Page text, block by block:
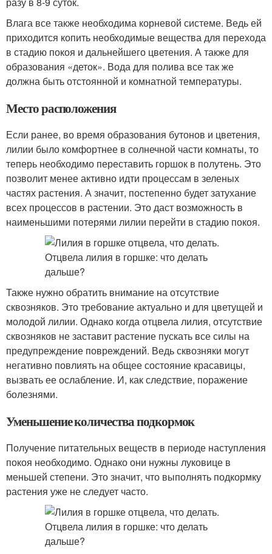
Влага все также необходима корневой системе. Ведь ей
приходится копить необходимые вещества для перехода
в стадию покоя и дальнейшего цветения. А также для
образования «деток». Вода для полива все так же
должна быть отстоянной и комнатной температуры.
Место расположения
Если ранее, во время образования бутонов и цветения,
лилии было комфортнее в солнечной части комнаты, то
теперь необходимо переставить горшок в полутень. Это
позволит менее активно идти процессам в зеленых
частях растения. А значит, постепенно будет затухание
всех процессов в растении. Это даст возможность в
наименьшими потерями лилии перейти в стадию покоя.
Также нужно обратить внимание на отсутствие
сквозняков. Это требование актуально и для цветущей и
молодой лилии. Однако когда отцвела лилия, отсутствие
сквозняков не заставит растение пускать все силы на
предупреждение повреждений. Ведь сквозняки могут
негативно повлиять на общее состояние красавицы,
вызвать ее ослабление. И, как следствие, поражение
болезнями.
Уменьшение количества подкормок
Получение питательных веществ в периоде наступления
покоя необходимо. Однако они нужны луковице в
меньшей степени. Это значит, что выполнять подкормку
растения уже не следует часто.